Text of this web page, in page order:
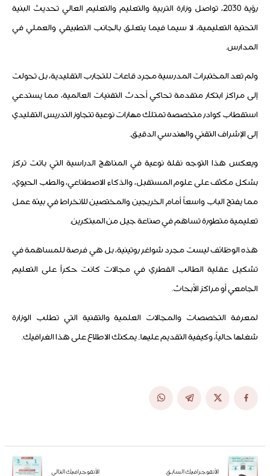
رؤية 2030، تواصل وزارة التربية والتعليم والتعليم العالي تحديث البنية
التحتية التعليمية، لا سيما فيما يتعلق بالجانب التطبيقي والعملي في
المدارس.
ولم تعد المختبرات المدرسية مجرد قاعات للتجارب التقليدية، بل تحولت
إلى مراكز ابتكار متقدمة تحاكي أحدث التقنيات العالمية، مما يستدعي
استقطاب كوادر متخصصة تمتلك مهارات نوعية تتجاوز التدريس التقليدي
إلى الإشراف التقني والهندسي الدقيق.
ويعكس هذا التوجه نقلة نوعية في المناهج الدراسية التي باتت تركز
بشكل مكثف على علوم المستقبل، والذكاء الاصطناعي، والطب الحيوي،
مما يفتح الباب واسعاً أمام الخريجين والمختصين للانخراط في بيئة عمل
تعليمية متطورة تساهم في صناعة جيل من المبتكرين.
هذه الوظائف ليست مجرد شواغر روتينية، بل هي فرصة للمساهمة في
تشكيل عقلية الطالب القطري في مجالات كانت حكراً على التعليم
الجامعي أو مراكز الأبحاث.
لمعرفة التخصصات والمجالات العلمية والتقنية التي تطلب الوزارة
شغلها حالياً، وكيفية التقديم عليها.. يمكنك الاطلاع على هذا الغرافيك.
الأنفوجرافيك السابق الأنفوجرافيك التالي